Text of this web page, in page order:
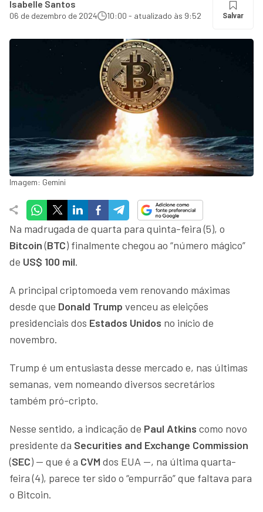
Isabelle Santos
06 de dezembro de 2024 10:00 - atualizado às 9:52 Salvar
Imagem: Gemini
Na madrugada de quarta para quinta-feira (5), o
Bitcoin(BTC) finalmente chegou ao “número mágico”
de US$ 100 mil.
A principal criptomoeda vem renovando máximas
desde que Donald Trump venceu as eleições
presidenciais dos Estados Unidos no início de
novembro.
Trump é um entusiasta desse mercado e, nas últimas
semanas, vem nomeando diversos secretários
também pró-cripto.
Nesse sentido, a indicação de Paul Atkins como novo
presidente da Securities and Exchange Commission
(SEC) — que é a CVM dos EUA —, na última quarta-
feira (4), parece ter sido o “empurrão” que faltava para
o Bitcoin.